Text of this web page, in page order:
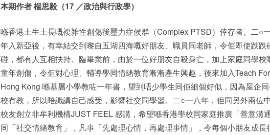
本期作者 楊思毅（17 ／政治與行政學）
喺香港土生土長嘅複雜性創傷後壓力症候群（Complex PTSD）倖存者。二○
年入新亞後，有幸結交到嚟自五湖四海嘅好朋友、職員同老師，令佢即使跌跌
碰，都有人互相扶持。臨畢業前，由於一位好朋友自殺身亡，加上家庭同學校
童年創傷，令佢對心理、輔導學同情緒教育漸漸產生興趣，後來加入Teach For
Hong Kong 喺基層小學教咗一年書，望到唔少學生同佢細個好似，因為屋企
校冇教，所以唔識講自己感受，影響社交同學習。二○一八年，佢同另外兩位
校友創立非牟利機構JUST FEEL 感講，希望喺香港學校同家庭推廣「善意溝通
同「社交情緒教育」，凡事「先處理心情，再處理事情」，令每個小朋友成長